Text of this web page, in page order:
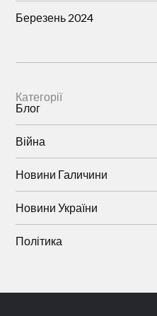
Березень 2024
Категорії
Блог
Війна
Новини Галичини
Новини України
Політика